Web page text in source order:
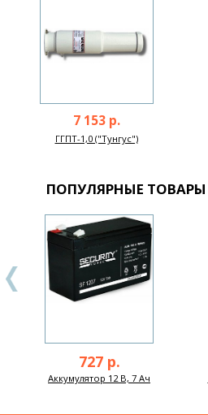
7 153 р.
ГГПТ-1,0 ("Тунгус")
ПОПУЛЯРНЫЕ ТОВАРЫ
727 р.
Аккумулятор 12 В, 7 Ач